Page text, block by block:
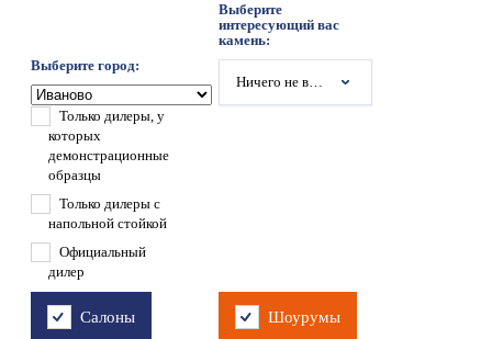
Выберите город:
Выберите
интересующий вас
камень:
Ничего не выбрано
Только дилеры, у
которых
демонстрационные
образцы
Только дилеры с
напольной стойкой
Официальный
дилер
Салоны Шоурумы